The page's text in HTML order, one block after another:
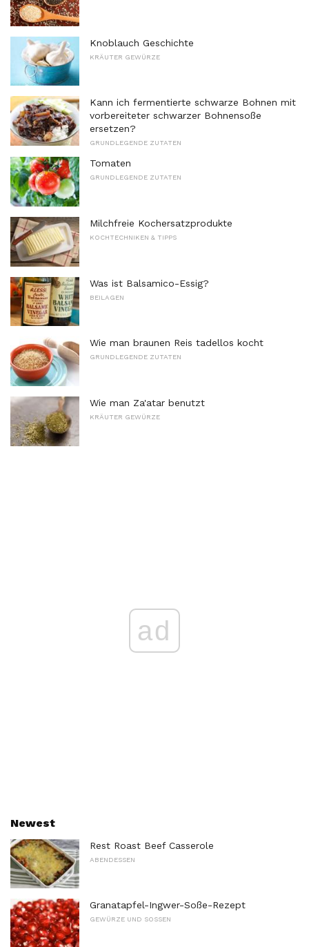
Knoblauch Geschichte
KRÄUTER GEWÜRZE
Kann ich fermentierte schwarze Bohnen mit
vorbereiteter schwarzer Bohnensoße
ersetzen?
GRUNDLEGENDE ZUTATEN
Tomaten
GRUNDLEGENDE ZUTATEN
Milchfreie Kochersatzprodukte
KOCHTECHNIKEN & TIPPS
Was ist Balsamico-Essig?
BEILAGEN
Wie man braunen Reis tadellos kocht
GRUNDLEGENDE ZUTATEN
Wie man Za'atar benutzt
KRÄUTER GEWÜRZE
ad
Newest
Rest Roast Beef Casserole
ABENDESSEN
Granatapfel-Ingwer-Soße-Rezept
GEWÜRZE UND SOSSEN